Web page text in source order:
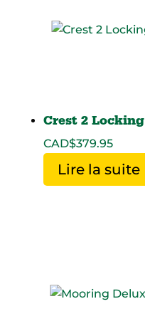
Crest 2 Locking
CAD$379.95
Lire la suite